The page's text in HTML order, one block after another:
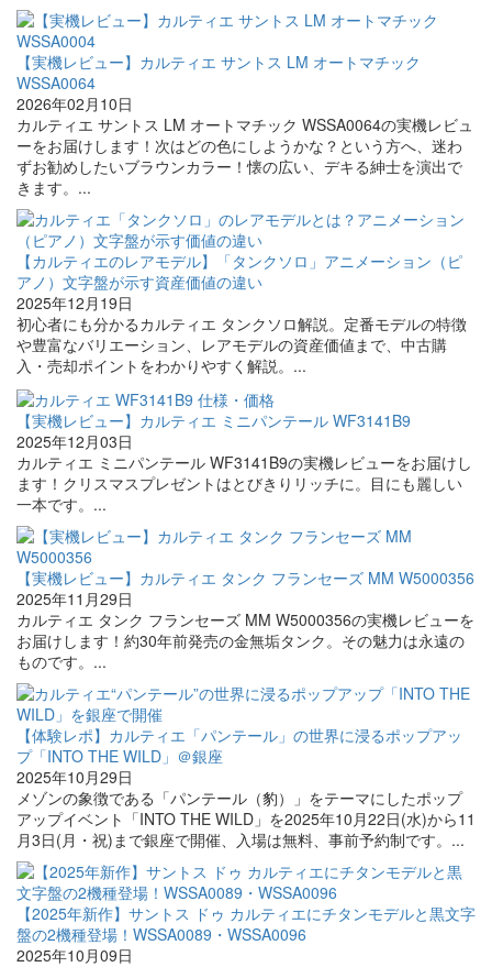
【実機レビュー】カルティエ サントス LM オートマチック
WSSA0064
2026年02月10日
カルティエ サントス LM オートマチック WSSA0064の実機レビュ
ーをお届けします！次はどの色にしようかな？という方へ、迷わ
ずお勧めしたいブラウンカラー！懐の広い、デキる紳士を演出で
きます。...
【カルティエのレアモデル】「タンクソロ」アニメーション（ピ
アノ）文字盤が示す資産価値の違い
2025年12月19日
初心者にも分かるカルティエ タンクソロ解説。定番モデルの特徴
や豊富なバリエーション、レアモデルの資産価値まで、中古購
入・売却ポイントをわかりやすく解説。...
【実機レビュー】カルティエ ミニパンテール WF3141B9
2025年12月03日
カルティエ ミニパンテール WF3141B9の実機レビューをお届けし
ます！クリスマスプレゼントはとびきりリッチに。目にも麗しい
一本です。...
【実機レビュー】カルティエ タンク フランセーズ MM W5000356
2025年11月29日
カルティエ タンク フランセーズ MM W5000356の実機レビューを
お届けします！約30年前発売の金無垢タンク。その魅力は永遠の
ものです。...
【体験レポ】カルティエ「パンテール」の世界に浸るポップアッ
プ「INTO THE WILD」＠銀座
2025年10月29日
メゾンの象徴である「パンテール（豹）」をテーマにしたポップ
アップイベント「INTO THE WILD」を2025年10月22日(水)から11
月3日(月・祝)まで銀座で開催、入場は無料、事前予約制です。...
【2025年新作】サントス ドゥ カルティエにチタンモデルと黒文字
盤の2機種登場！WSSA0089・WSSA0096
2025年10月09日